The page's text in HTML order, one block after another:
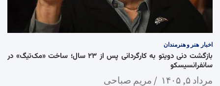
اخبار هنر و هنرمندان
بازگشت دنی دویتو به کارگردانی پس از ۲۳ سال؛ ساخت «مک‌تیگ» در
سانفرانسیسکو
مرداد ۵, ۱۴۰۵ مریم صباحی